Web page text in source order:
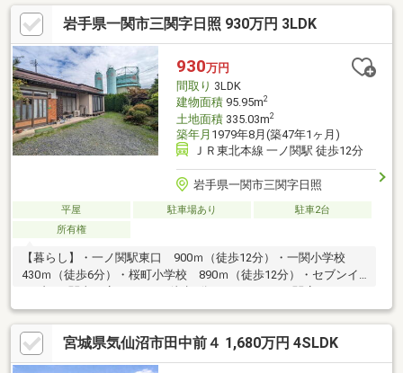
岩手県一関市三関字日照 930万円 3LDK
930万円
間取り 3LDK
建物面積95.95m2
土地面積335.03m2
築年月 1979年8月(築47年1ヶ月)
ＪＲ東北本線 一ノ関駅 徒歩12分
岩手県一関市三関字日照
平屋 駐車場あり
駐車2台
所有権
【暮らし】・一ノ関駅東口 900ｍ（徒歩12分）・一関小学校
430ｍ（徒歩6分）・桜町小学校 890ｍ（徒歩12分）・セブンイ
（徒歩5分）・薬王堂一関三関店 430ｍ（徒歩6分）【建物】・
アンティークなデザインにご興味ある方におすすめ。・930万円
のベース物件に手を加えて、将来を見据えた快適な住まいへ。
宮城県気仙沼市田中前４ 1,680万円 4SLDK